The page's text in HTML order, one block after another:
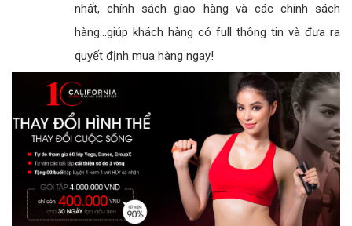
nhất, chính sách giao hàng và các chính sách
hàng...giúp khách hàng có full thông tin và đưa ra
quyết định mua hàng ngay!